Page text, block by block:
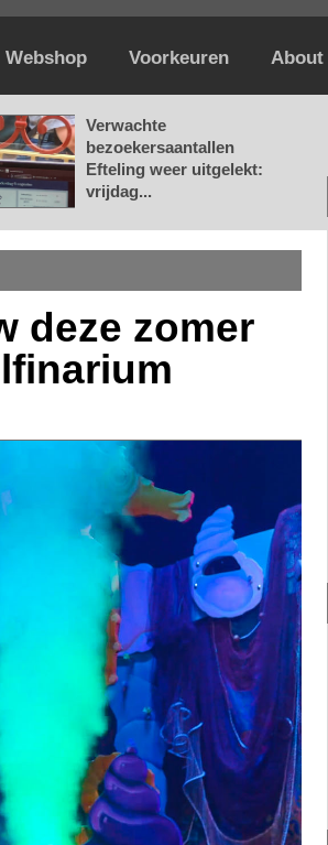
Webshop Voorkeuren About
Verwachte
bezoekersaantallen
Efteling weer uitgelekt:
vrijdag...
deze zomer